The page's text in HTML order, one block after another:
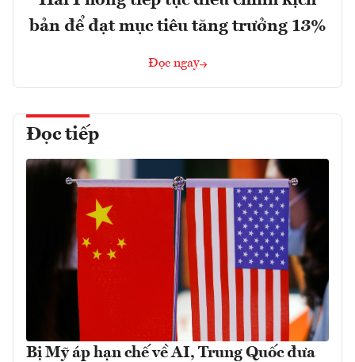
bản để đạt mục tiêu tăng trưởng 13%
Đọc ngay
Đọc tiếp
Bị Mỹ áp hạn chế về AI, Trung Quốc đưa